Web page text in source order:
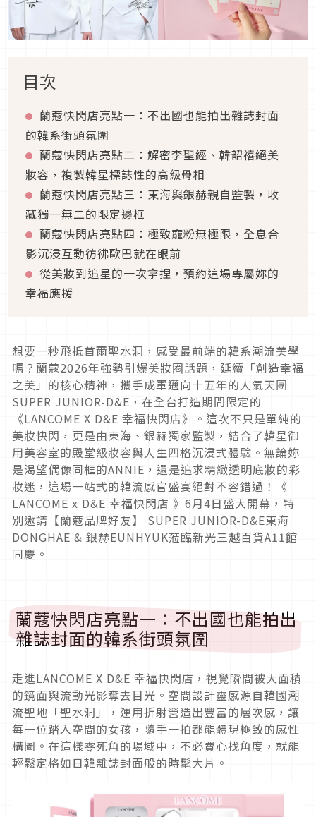
目次
蘭蔻快閃店亮點一：不出國也能拍出雜誌封面
的韓系街頭氛圍
蘭蔻快閃店亮點二：解密李聖經、韓韶禧絕美
妝容，複製韓星標誌性的高級骨相
蘭蔻快閃店亮點三：東海與銀赫親自監製，收
藏獨一無二的限定邊框
蘭蔻快閃店亮點四：極致寵粉無極限，全息合
影沉浸互動彷彿歐巴就在眼前
從美妝到追星的一次拿捏，預約這場專屬妳的
幸福應援
想要一秒飛抵首爾聖水洞，感受最前端的韓系潮流美學
嗎？蘭蔻2026年強勢引爆美妝圈話題，延續「創造幸福
之美」的核心精神，攜手成軍邁向十五年的人氣天團
SUPER JUNIOR-D&E，在全台打造期間限定的
《LANCOME X D&E 幸福快閃店》。這次不只是單純的
美妝快閃，更是由東海、銀赫獨家監製，結合了韓星御
用美容室的殿堂級妝容與人生四格沉浸式體驗。無論妳
是渴望偶像同框的ANNIE，還是追求精緻透明底妝的彩
妝迷，這場一站式的韓流感官盛宴絕對不容錯過！《
LANCOME x D&E 幸福快閃店 》6月4日盛大開幕，特
別邀請【蘭蔻品牌好友】 SUPER JUNIOR-D&E東海
DONGHAE & 銀赫EUNHYUK蒞臨新光三越百貨A11館
同慶。
蘭蔻快閃店亮點一：不出國也能拍出
雜誌封面的韓系街頭氛圍
走進LANCOME X D&E 幸福快閃店，視覺瞬間被大面積
的鏡面與流動光影奪去目光。空間設計靈感源自韓國潮
流聖地「聖水洞」，運用折射營造出豐富的層次感，讓
每一位踏入空間的女孩，隨手一拍都能體現極致的感性
構圖。在這樣零死角的場域中，不必費心找角度，就能
輕鬆定格如日韓雜誌封面般的時髦大片。